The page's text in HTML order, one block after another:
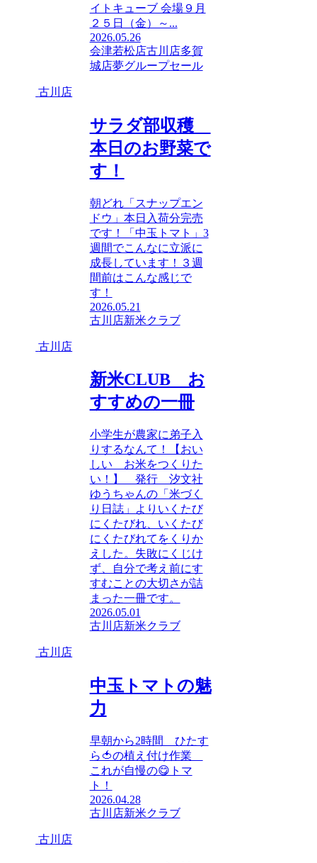
イトキューブ 会場９月
２５日（金）～...
2026.05.26
会津若松店古川店多賀
城店夢グループセール
古川店
サラダ部収穫
本日のお野菜で
す！
朝どれ「スナップエン
ドウ」本日入荷分完売
です！「中玉トマト」3
週間でこんなに立派に
成長しています！３週
間前はこんな感じで
す！
2026.05.21
古川店新米クラブ
古川店
新米CLUB お
すすめの一冊
小学生が農家に弟子入
りするなんて！【おい
しい お米をつくりた
い！】 発行 汐文社
ゆうちゃんの「米づく
り日誌」よりいくたび
にくたびれ、いくたび
にくたびれてをくりか
えした。失敗にくじけ
ず、自分で考え前にす
すむことの大切さが詰
まった一冊です。
2026.05.01
古川店新米クラブ
古川店
中玉トマトの魅
力
早朝から2時間 ひたす
ら🍅の植え付け作業
これが自慢の😋トマ
ト！
2026.04.28
古川店新米クラブ
古川店